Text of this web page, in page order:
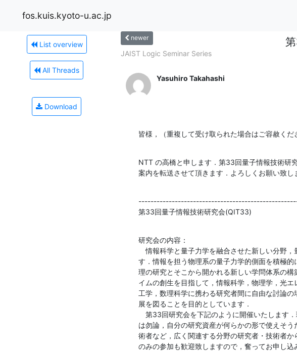
fos.kuis.kyoto-u.ac.jp
List overview
All Threads
Download
newer
JAIST Logic Seminar Series
Yasuhiro Takahashi
皆様，（重複して受け取られた場合はご容赦くだ
NTT の高橋と申します．第33回量子情報技術研
案内を転送させて頂きます．よろしくお願い致し
第33回量子情報技術研究会(QIT33)
研究会の内容：
情報科学と量子力学を融合させた新しい分野，
す．情報を担う物理系の量子力学的側面を積極
理の研究とそこから開かれる新しい学問体系の
イムの創生を目指して，情報科学，物理学，光エ
工学，数理科学に携わる研究者間に自由な討論
展を図ることを目的としています．
第33回研究会を下記のように開催いたします
は勿論，自分の研究資産が何らかの形で使えそ
術者など，広く関連する分野の研究者・技術者
のみの参加も歓迎致しますので，奮ってお申し込